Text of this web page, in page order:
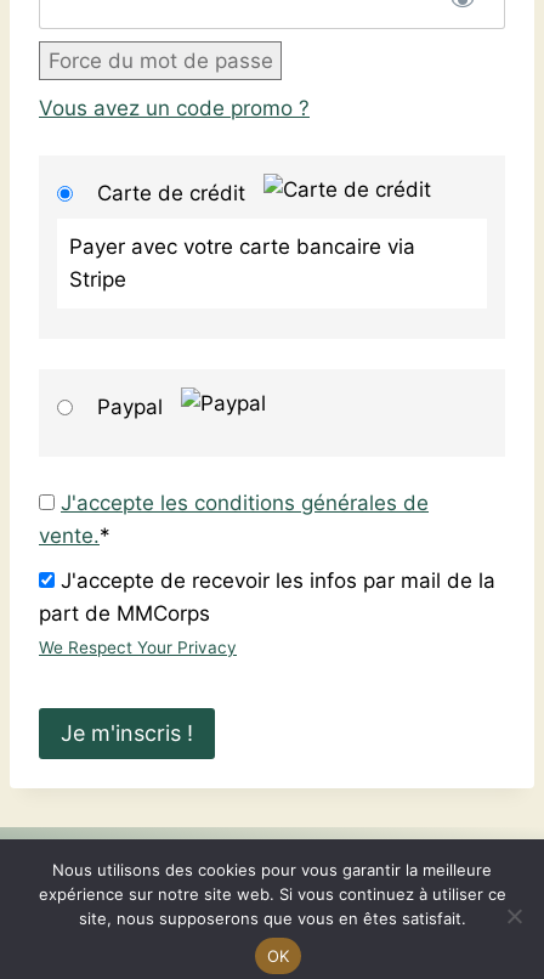
Force du mot de passe
Vous avez un code promo ?
Carte de crédit
Payer avec votre carte bancaire via
Stripe
Paypal
J'accepte les conditions générales de
vente.*
J'accepte de recevoir les infos par mail de la
part de MMCorps
We Respect Your Privacy
Aucune valeur
Politique de confidentialité
Mentions légales
Connexion
Mon compte
Nous utilisons des cookies pour vous garantir la meilleure
expérience sur notre site web. Si vous continuez à utiliser ce
site, nous supposerons que vous en êtes satisfait.
OK